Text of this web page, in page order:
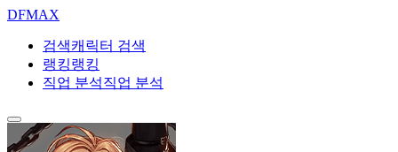
DFMAX
검색캐릭터 검색
랭킹랭킹
직업 분석직업 분석